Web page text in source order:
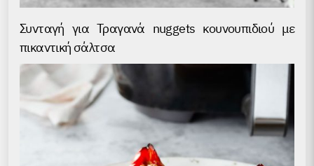
Συνταγή για Τραγανά nuggets κουνουπιδιού με
πικαντική σάλτσα